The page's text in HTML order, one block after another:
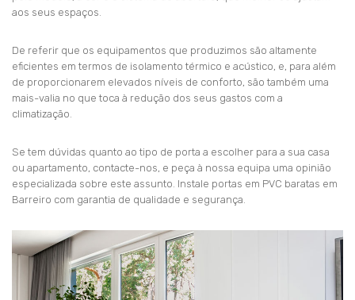
aos seus espaços.
De referir que os equipamentos que produzimos são altamente
eficientes em termos de isolamento térmico e acústico, e, para além
de proporcionarem elevados níveis de conforto, são também uma
mais-valia no que toca à redução dos seus gastos com a
climatização.
Se tem dúvidas quanto ao tipo de porta a escolher para a sua casa
ou apartamento, contacte-nos, e peça à nossa equipa uma opinião
especializada sobre este assunto. Instale portas em PVC baratas em
Barreiro com garantia de qualidade e segurança.